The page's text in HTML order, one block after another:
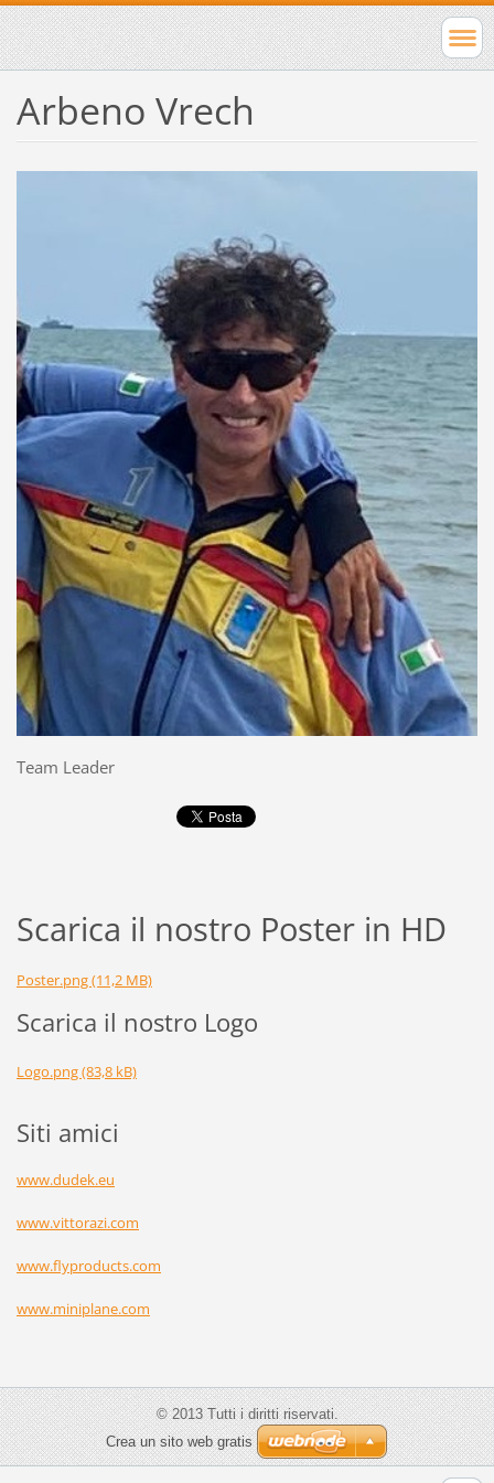
Arbeno Vrech
Team Leader
Scarica il nostro Poster in HD
Poster.png (11,2 MB)
Scarica il nostro Logo
Logo.png (83,8 kB)
Siti amici
www.dudek.eu
www.vittorazi.com
www.flyproducts.com
www.miniplane.com
© 2013 Tutti i diritti riservati.
Crea un sito web gratis